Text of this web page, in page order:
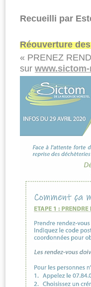
Recueilli par
Réouverture
« PRENEZ
sur